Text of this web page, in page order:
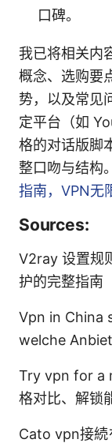
口碑。
我已将相关内
概念、选购要
势，以及常见
定平台（如
格的对话版脚
整口吻与结构
指南，VPN无
Sources:
V2ray 设置规
护的完整指南
Vpn in China
welche
Try vpn for a
格对比、解锁
Cato vpn接続